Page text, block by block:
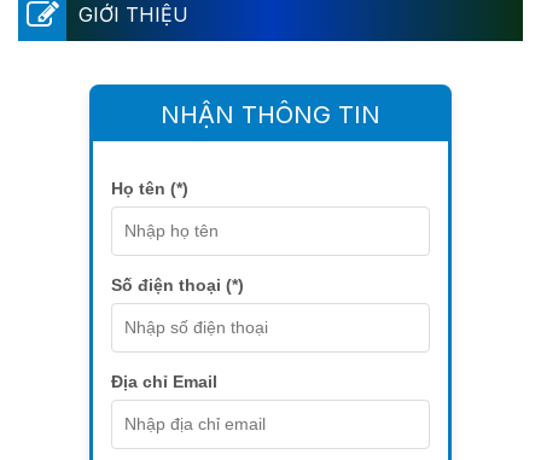
GIỚI THIỆU
NHẬN THÔNG TIN
Họ tên (*)
Số điện thoại (*)
Địa chỉ Email